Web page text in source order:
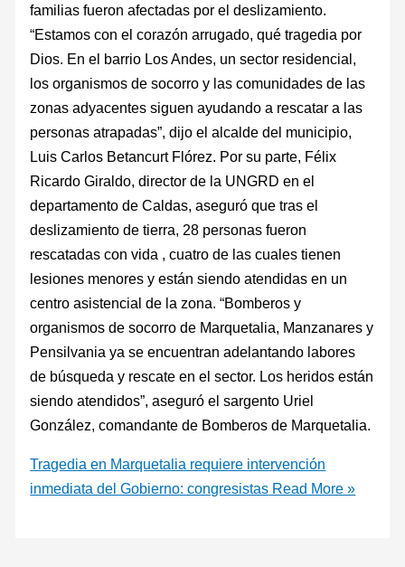
familias fueron afectadas por el deslizamiento.
“Estamos con el corazón arrugado, qué tragedia por
Dios. En el barrio Los Andes, un sector residencial,
los organismos de socorro y las comunidades de las
zonas adyacentes siguen ayudando a rescatar a las
personas atrapadas”, dijo el alcalde del municipio,
Luis Carlos Betancurt Flórez. Por su parte, Félix
Ricardo Giraldo, director de la UNGRD en el
departamento de Caldas, aseguró que tras el
deslizamiento de tierra, 28 personas fueron
rescatadas con vida , cuatro de las cuales tienen
lesiones menores y están siendo atendidas en un
centro asistencial de la zona. “Bomberos y
organismos de socorro de Marquetalia, Manzanares y
Pensilvania ya se encuentran adelantando labores
de búsqueda y rescate en el sector. Los heridos están
siendo atendidos”, aseguró el sargento Uriel
González, comandante de Bomberos de Marquetalia.
Tragedia en Marquetalia requiere intervención
inmediata del Gobierno: congresistas Read More »